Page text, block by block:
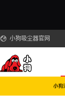
小狗吸尘器官网